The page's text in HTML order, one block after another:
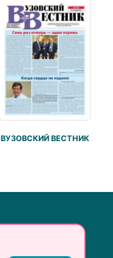
ВУЗОВСКИЙ ВЕСТНИК